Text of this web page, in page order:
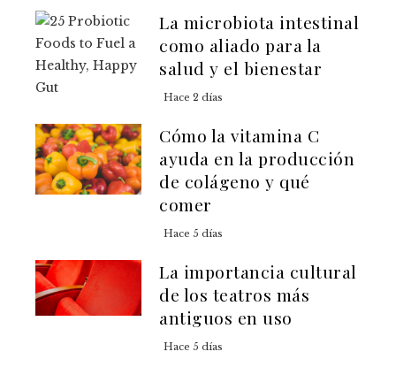
La microbiota intestinal
como aliado para la
salud y el bienestar
Hace 2 días
Cómo la vitamina C
ayuda en la producción
de colágeno y qué
comer
Hace 5 días
La importancia cultural
de los teatros más
antiguos en uso
Hace 5 días